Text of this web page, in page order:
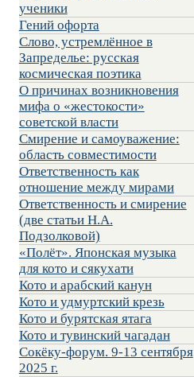
ученики
Гений офорта
Слово, устремлённое в
Запределье: русская
космическая поэтика
О причинах возникновения
мифа о «жестокости»
советской власти
Смирение и самоуважение:
область совместимости
Ответственность как
отношение между мирами
Ответственность и смирение
(две статьи Н.А.
Подзолковой)
«Полёт». Японская музыка
для кото и сякухати
Кото и арабский канун
Кото и удмуртский крезь
Кото и бурятская ятага
Кото и тувинский чагадан
Сокёку-форум. 9-13 сентября
2025 г.